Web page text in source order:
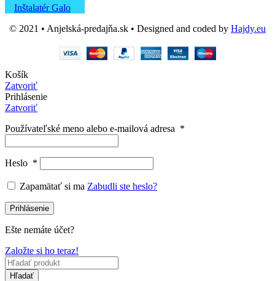
Inštalatér Galo
© 2021 • Anjelská-predajňa.sk • Designed and coded by Hajdy.eu
Košík
Zatvoriť
Prihlásenie
Zatvoriť
Používateľské meno alebo e-mailová adresa *
Heslo *
Zapamätať si ma Zabudli ste heslo?
Prihlásenie
Ešte nemáte účet?
Založte si ho teraz!
Hľadať